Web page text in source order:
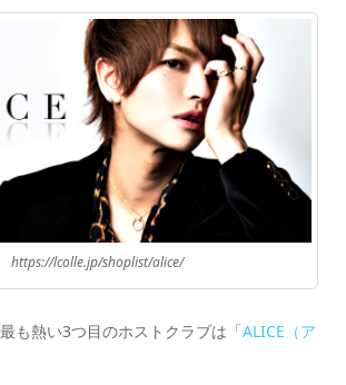
https://lcolle.jp/shoplist/alice/
も熱い3つ目のホストクラブは「ALICE（ア